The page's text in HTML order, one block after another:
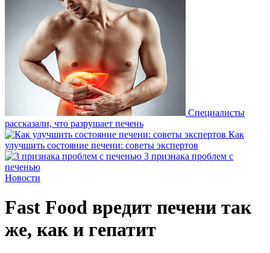
Специалисты
рассказали, что разрушает печень
Как
улучшить состояние печени: советы экспертов
3 признака проблем с
печенью
Новости
Fast Food вредит печени так
же, как и гепатит